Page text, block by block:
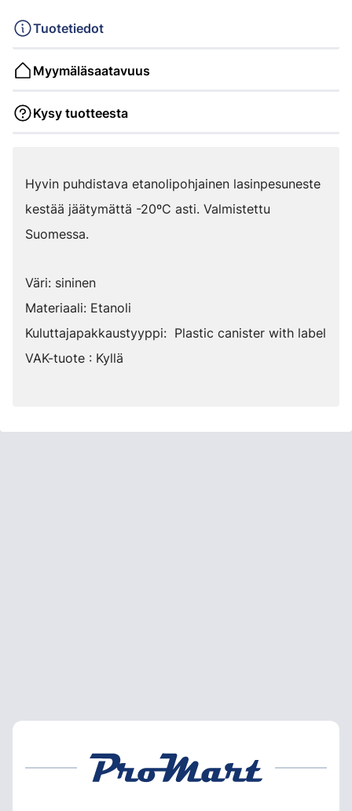
Tuotetiedot
Myymäläsaatavuus
Kysy tuotteesta
Hyvin puhdistava etanolipohjainen lasinpesuneste
kestää jäätymättä -20ºC asti. Valmistettu
Suomessa.
Väri: sininen
Materiaali: Etanoli
Kuluttajapakkaustyyppi: Plastic canister with label
VAK-tuote : Kyllä